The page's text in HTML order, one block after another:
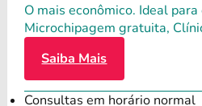
O mais econômico. Ideal
Microchipagem gratuita,
Saiba Mais
Consultas em horário normal